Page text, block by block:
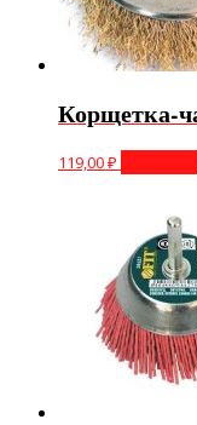
Корщетка-
119,00₽